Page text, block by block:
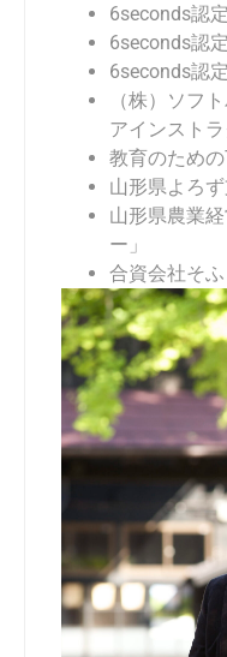
6seconds認
6seconds認
6seconds認
（株）ソフ
アインストラ
教育のため
山形県よろ
山形県農業
ー」
合資会社そ